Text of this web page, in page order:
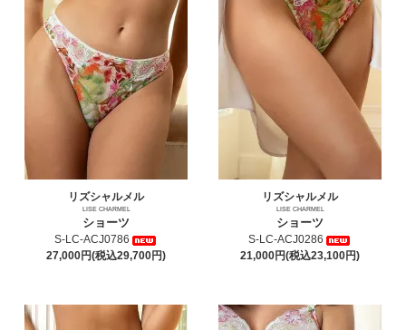
リズシャルメル
LISE CHARMEL
ショーツ
S-LC-ACJ0786
27,000円(税込29,700円)
リズシャルメル
LISE CHARMEL
ショーツ
S-LC-ACJ0286
21,000円(税込23,100円)